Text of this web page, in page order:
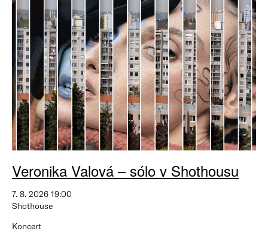
Veronika Valová – sólo v Shothousu
7. 8. 2026 19:00
Shothouse
Koncert